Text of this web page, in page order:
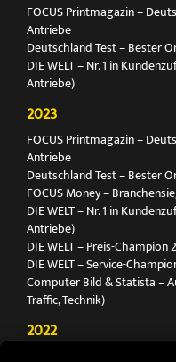
FOCUS Printmagazin –
Antriebe
Deutschland Test – Bester
DIE WELT – Nr. 1 in
Antriebe)
2023
FOCUS Printmagazin –
Antriebe
Deutschland Test – Bester
FOCUS Money –
DIE WELT – Nr. 1 in
Antriebe)
DIE WELT – Preis-
DIE WELT – Service-
Computer Bild & Statista –
Traffic, Technik)
2022